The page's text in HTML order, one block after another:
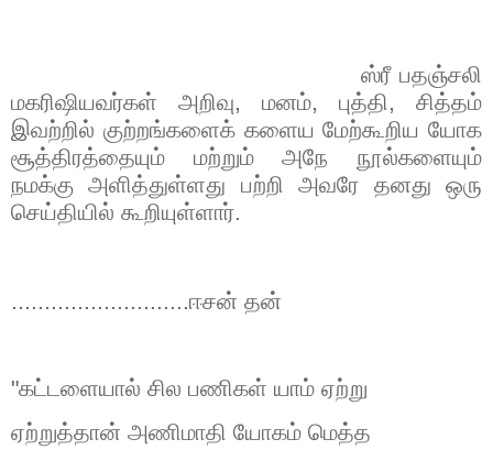
ஸ்ரீ பதஞ்சலி
மகரிஷியவர்கள் அறிவு, மனம், புத்தி, சித்தம்
இவற்றில் குற்றங்களைக் களைய மேற்கூறிய யோக
சூத்திரத்தையும் மற்றும் அநே நூல்களையும்
நமக்கு அளித்துள்ளது பற்றி அவரே தனது ஒரு
செய்தியில் கூறியுள்ளார்.
...........................ஈசன் தன்
"கட்டளையால் சில பணிகள் யாம் ஏற்று
ஏற்றுத்தான் அணிமாதி யோகம் மெத்த